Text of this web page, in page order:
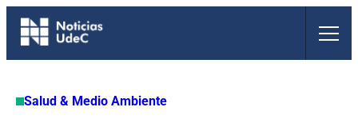
Saltar
Salud & Medio Ambiente